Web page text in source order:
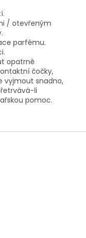
/ otevřeným
parfému.
opatrně
čočky,
vyjmout snadno,
li
pomoc.